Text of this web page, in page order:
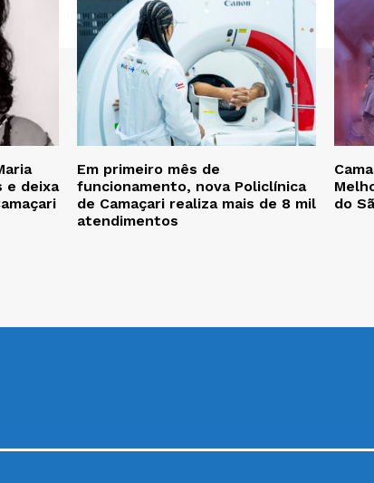
e deixa
Em primeiro mês de
funcionamento, nova Policlínica
de Camaçari realiza mais de 8 mil
atendimentos
do